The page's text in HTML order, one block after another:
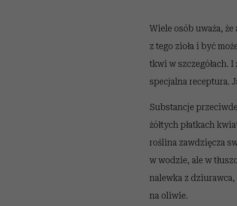
Wiele osób uważa,
z tego zioła i być
tkwi w szczegółach.
specjalna receptura.
Substancje
żółtych płatkach
roślina zawdzięcza
w wodzie, ale w
nalewka z
na oliwie.